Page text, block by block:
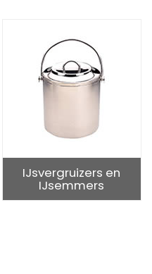
IJsvergruizers en
IJsemmers